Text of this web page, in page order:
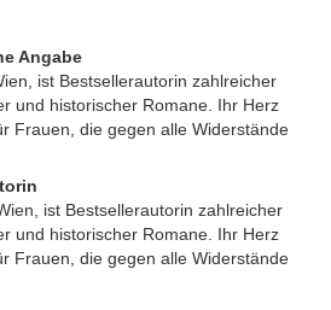
Angabe
ist Bestsellerautorin zahlreicher
und historischer Romane. Ihr Herz
Frauen, die gegen alle Widerstände
ist Bestsellerautorin zahlreicher
und historischer Romane. Ihr Herz
Frauen, die gegen alle Widerstände